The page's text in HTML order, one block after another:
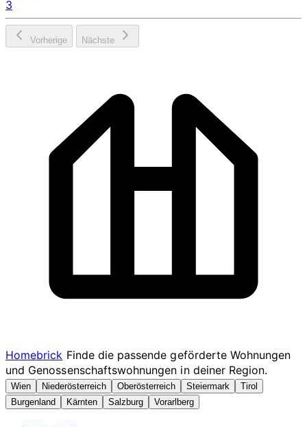
3
Vorherige Nächste
Homebrick Finde die passende geförderte Wohnungen
und Genossenschaftswohnungen in deiner Region.
Wien Niederösterreich Oberösterreich Steiermark
Tirol
Burgenland
Kärnten Salzburg Vorarlberg